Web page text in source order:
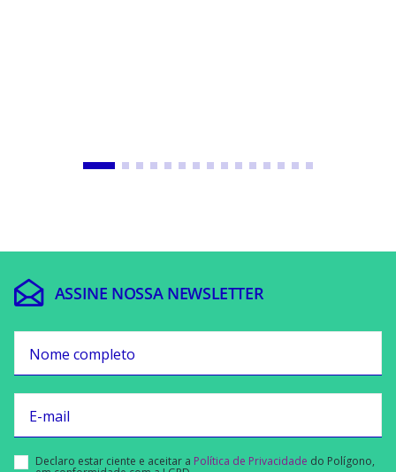
ASSINE NOSSANEWSLETTER
Nome completo
E-mail
Declaro estar ciente e aceitar a Política de Privacidade do Polígono,